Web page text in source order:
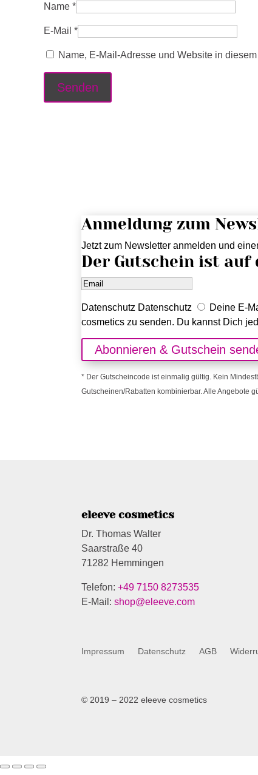
Name *
E-Mail *
Name, E-Mail-Adresse und Website in
Anmeldung zum
Jetzt zum Newsletter anmelden und
Der Gutschein ist auf
Datenschutz Datenschutz
Deine E-
cosmetics zu senden. Du kannst Dich
Abonnieren & Gutschein
* Der Gutscheincode ist einmalig gültig. Kein
Gutscheinen/Rabatten kombinierbar. Alle Angebote
eleeve cosmetics
Dr. Thomas Walter
Saarstraße 40
71282 Hemmingen
Telefon:+49 7150 8273535
E-Mail:shop@eleeve.com
Impressum Datenschutz AGB
© 2019 – 2022 eleeve cosmetics